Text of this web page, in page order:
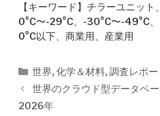
【キーワード】チラーユニット、
0°C〜-29°C、-30°C〜-49°C
0°C以下、商業用、産業用
カ
テ
ゴ
世界, 化学＆材料, 調査レポー
投
稿
世界のクラウド型データベ
2026年